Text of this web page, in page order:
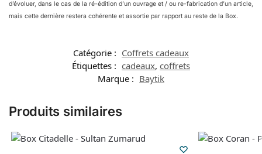
d’évoluer, dans le cas de la ré-édition d’un ouvrage et / ou re-fabrication d’un article,
mais cette dernière restera cohérente et assortie par rapport au reste de la Box.
Catégorie : Coffrets cadeaux
Étiquettes : cadeaux, coffrets
Marque : Baytik
Produits similaires